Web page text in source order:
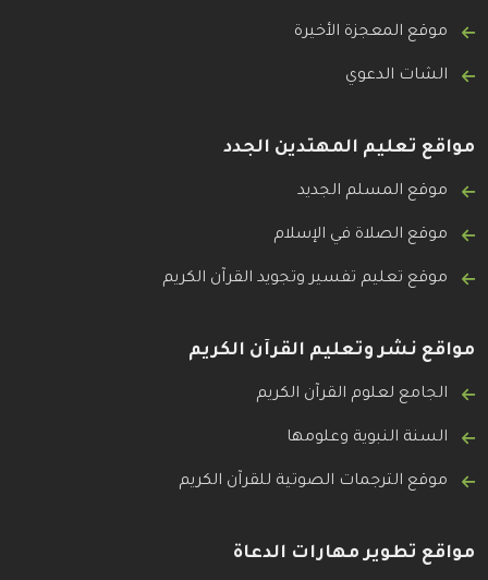
موقع المعجزة الأخيرة
الشات الدعوي
مواقع تعليم المهتدين الجدد
موقع المسلم الجديد
موقع الصلاة في الإسلام
موقع تعليم تفسير وتجويد القرآن الكريم
مواقع نشر وتعليم القرآن الكريم
الجامع لعلوم القرآن الكريم
السنة النبوية وعلومها
موقع الترجمات الصوتية للقرآن الكريم
مواقع تطوير مهارات الدعاة